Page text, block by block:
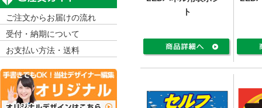
ト
ご注文からお届けの流れ
受付・納期について
お支払い方法・送料